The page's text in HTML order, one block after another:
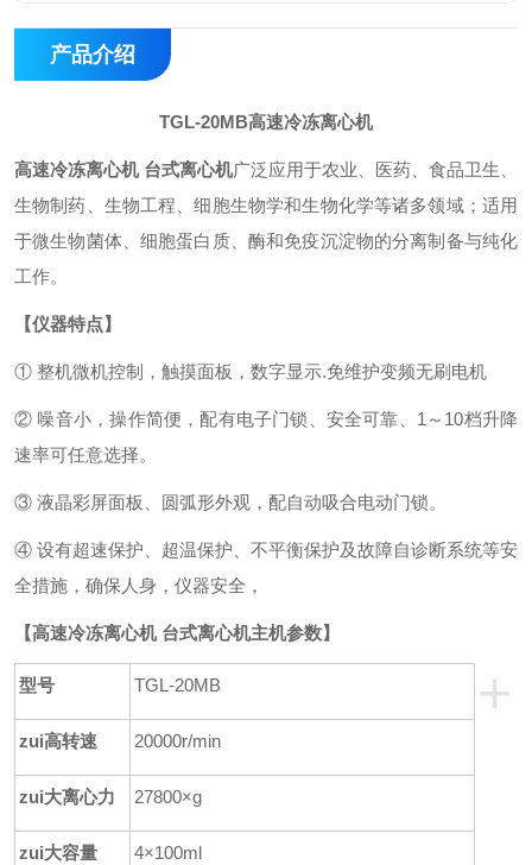
产品介绍
TGL-20MB高速冷冻离心机
高速冷冻离心机 台式离心机广泛应用于农业、医药、食品卫生、
生物制药、生物工程、细胞生物学和生物化学等诸多领域；适用
于微生物菌体、细胞蛋白质、酶和免疫沉淀物的分离制备与纯化
工作。
【仪器特点】
① 整机微机控制，触摸面板，数字显示.免维护变频无刷电机
② 噪音小，操作简便，配有电子门锁、安全可靠、1 ～ 10档升降
速率可任意选择。
③ 液晶彩屏面板、圆弧形外观，配自动吸合电动门锁。
④ 设有超速保护、超温保护、不平衡保护及故障自诊断系统等安
全措施，确保人身，仪器安全，
【高速冷冻离心机 台式离心机主机参数】
+
型号 TGL-20MB
zui高转速 20000r/min
zui大离心力 27800×g
zui大容量 4×100ml